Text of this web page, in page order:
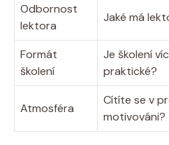
Odbornost
lektora
Jaké má
Formát
školení
Je školení
praktické?
Atmosféra
Cítíte se v
motivováni?